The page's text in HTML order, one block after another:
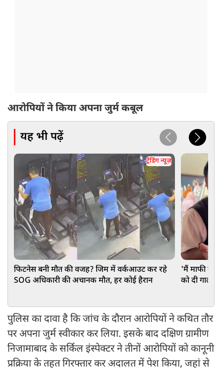
आरोपियों ने किया अपना जुर्म कबूल
यह भी पढ़ें
ट्रेंडिंग न्यूज़
फिटनेस बनी मौत की वजह? जिम में वर्कआउट कर रहे
SOG अधिकारी की अचानक मौत, हर कोई हैरान
'मैं माफी
को दी गाली,
पुलिस का दावा है कि जांच के दौरान आरोपियों ने कथित तौर
पर अपना जुर्म स्वीकार कर लिया. इसके बाद दक्षिण ग्रामीण
निजामाबाद के सर्किल इंस्पेक्टर ने तीनों आरोपियों को कानूनी
प्रक्रिया के तहत गिरफ्तार कर अदालत में पेश किया, जहां से